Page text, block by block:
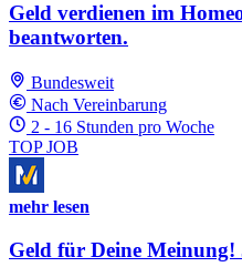
Geld verdienen im
beantworten.
Bundesweit
Nach Vereinbarung
2 - 16 Stunden pro Woche
TOP JOB
mehr lesen
Geld für Deine Meinung!